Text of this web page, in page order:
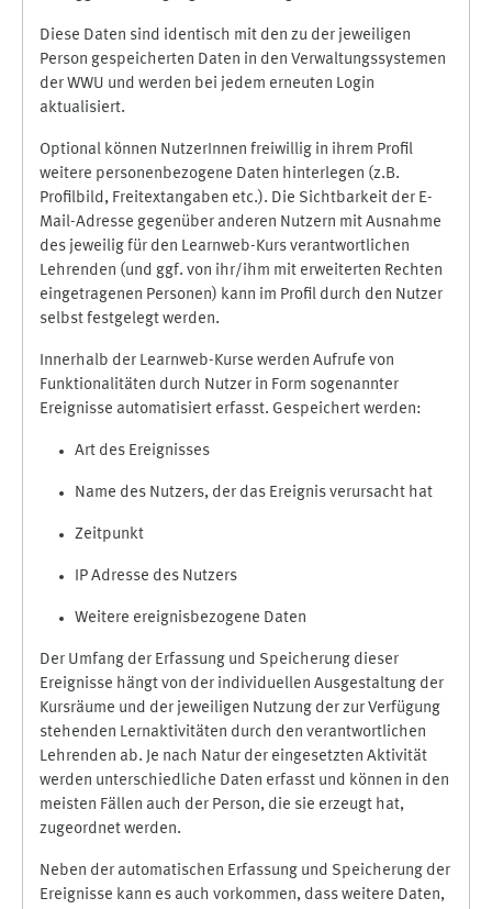
Diese Daten sind identisch mit den zu der jeweiligen
Person gespeicherten Daten in den Verwaltungssystemen
der WWU und werden bei jedem erneuten Login
aktualisiert.
Optional können NutzerInnen freiwillig in ihrem Profil
weitere personenbezogene Daten hinterlegen (z.B.
Profilbild, Freitextangaben etc.). Die Sichtbarkeit der E-
Mail-Adresse gegenüber anderen Nutzern mit Ausnahme
des jeweilig für den Learnweb-Kurs verantwortlichen
Lehrenden (und ggf. von ihr/ihm mit erweiterten Rechten
eingetragenen Personen) kann im Profil durch den Nutzer
selbst festgelegt werden.
Innerhalb der Learnweb-Kurse werden Aufrufe von
Funktionalitäten durch Nutzer in Form sogenannter
Ereignisse automatisiert erfasst. Gespeichert werden:
Art des Ereignisses
Name des Nutzers, der das Ereignis verursacht hat
Zeitpunkt
IP Adresse des Nutzers
Weitere ereignisbezogene Daten
Der Umfang der Erfassung und Speicherung dieser
Ereignisse hängt von der individuellen Ausgestaltung der
Kursräume und der jeweiligen Nutzung der zur Verfügung
stehenden Lernaktivitäten durch den verantwortlichen
Lehrenden ab. Je nach Natur der eingesetzten Aktivität
werden unterschiedliche Daten erfasst und können in den
meisten Fällen auch der Person, die sie erzeugt hat,
zugeordnet werden.
Neben der automatischen Erfassung und Speicherung der
Ereignisse kann es auch vorkommen, dass weitere Daten,